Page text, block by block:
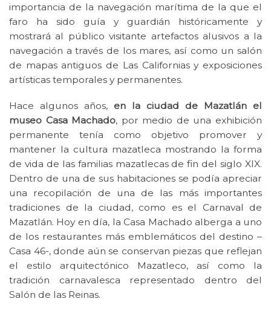
importancia de la navegación marítima de la que el
faro ha sido guía y guardián históricamente y
mostrará al público visitante artefactos alusivos a la
navegación a través de los mares, así como un salón
de mapas antiguos de Las Californias y exposiciones
artísticas temporales y permanentes.
Hace algunos años, en la ciudad de Mazatlán el
museo Casa Machado, por medio de una exhibición
permanente tenía como objetivo promover y
mantener la cultura mazatleca mostrando la forma
de vida de las familias mazatlecas de fin del siglo XIX.
Dentro de una de sus habitaciones se podía apreciar
una recopilación de una de las más importantes
tradiciones de la ciudad, como es el Carnaval de
Mazatlán. Hoy en día, la Casa Machado alberga a uno
de los restaurantes más emblemáticos del destino –
Casa 46-, donde aún se conservan piezas que reflejan
el estilo arquitectónico Mazatleco, así como la
tradición carnavalesca representado dentro del
Salón de las Reinas.